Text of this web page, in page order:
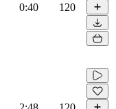
0:40 120